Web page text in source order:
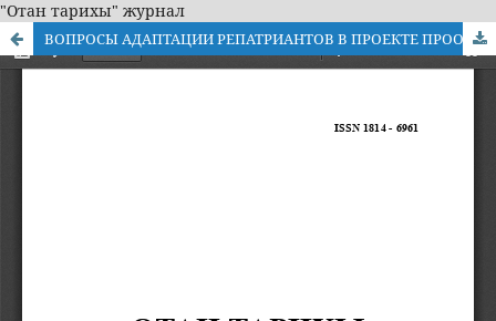
"Отан тарихы" журнал
ВОПРОСЫ АДАПТАЦИИ РЕПАТРИАНТОВ В ПРОЕКТЕ ПРООН НА ПРИМЕРЕ ВОСТОЧНОГО КАЗАХСТАНА